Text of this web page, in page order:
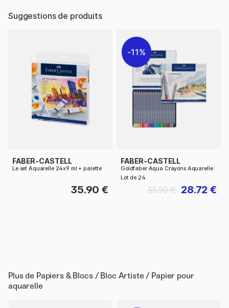
Suggestions de produits
FABER-CASTELL
Le set Aquarelle 24x9 ml + palette
35.90 €
11%
FABER-CASTELL
Goldfaber Aqua Crayons Aquarelle
Lot de 24
28.72 €
35.90 €
Plus de Papiers & Blocs / Bloc Artiste / Papier pour
aquarelle